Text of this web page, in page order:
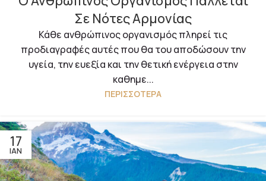
Σε Νότες Αρμονίας
Κάθε ανθρώπινος οργανισμός πληρεί τις
προδιαγραφές αυτές που θα του αποδώσουν την
υγεία, την ευεξία και την θετική ενέργεια στην
καθημε...
ΠΕΡΙΣΣΌΤΕΡΑ
17
ΙΑΝ